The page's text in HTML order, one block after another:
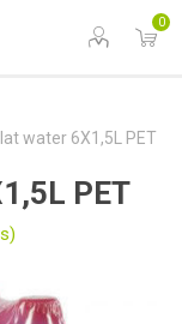
0
water 6X1,5L PET
PET